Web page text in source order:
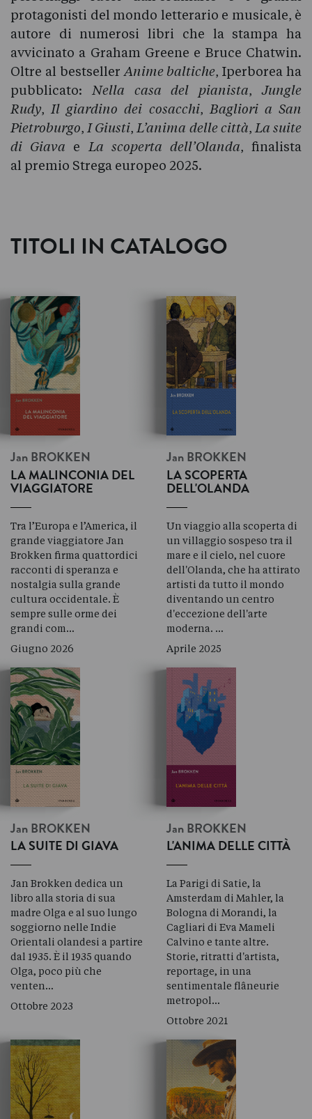
protagonisti del mondo letterario e musicale, è
autore di numerosi libri che la stampa ha
avvicinato a Graham Greene e Bruce Chatwin.
Oltre al bestsellerAnime baltiche, Iperborea ha
pubblicato: Nella casa del pianista,Jungle
Rudy,Il giardino dei cosacchi, Bagliori a San
Pietroburgo,I Giusti,L’anima delle città, La suite
di Giava e La scoperta dell’Olanda, finalista
al premio Strega europeo 2025.
TITOLI IN CATALOGO
Jan BROKKEN
LA MALINCONIA DEL
VIAGGIATORE
Tra l’Europa e l’America, il
grande viaggiatore Jan
Brokken firma quattordici
racconti di speranza e
nostalgia sulla grande
cultura occidentale. È
sempre sulle orme dei
grandi com…
Giugno 2026
Jan BROKKEN
LA SCOPERTA
DELL'OLANDA
Un viaggio alla scoperta di
un villaggio sospeso tra il
mare e il cielo, nel cuore
dell'Olanda, che ha attirato
artisti da tutto il mondo
diventando un centro
d'eccezione dell'arte
moderna. …
Aprile 2025
Jan BROKKEN
LA SUITE DI GIAVA
Jan Brokken dedica un
libro alla storia di sua
madre Olga e al suo lungo
soggiorno nelle Indie
Orientali olandesi a partire
dal 1935. È il 1935 quando
Olga, poco più che
venten…
Ottobre 2023
Jan BROKKEN
L'ANIMA DELLE CITTÀ
La Parigi di Satie, la
Amsterdam di Mahler, la
Bologna di Morandi, la
Cagliari di Eva Mameli
Calvino e tante altre.
Storie, ritratti d'artista,
reportage, in una
sentimentale flâneurie
metropol…
Ottobre 2021